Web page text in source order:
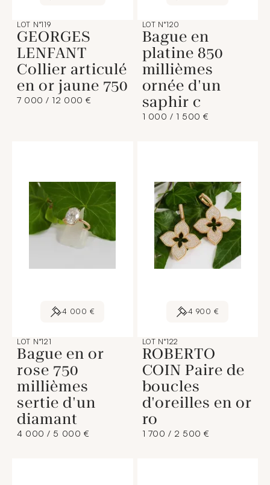
LOT N°119
GEORGES
LENFANT
Collier articulé
en or jaune 750
7 000 / 12 000 €
LOT N°120
Bague en
platine 850
millièmes
ornée d'un
saphir c
1 000 / 1 500 €
4 000 €
LOT N°121
Bague en or
rose 750
millièmes
sertie d'un
diamant
4 000 / 5 000 €
4 900 €
LOT N°122
ROBERTO
COIN Paire de
boucles
d'oreilles en or
ro
1 700 / 2 500 €